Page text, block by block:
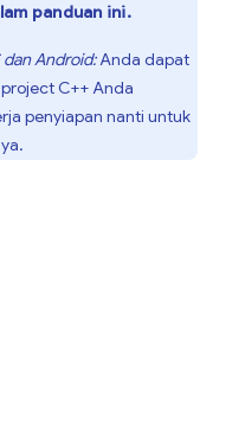
panduan ini.
Android:Anda dapat
C++ Anda
penyiapan nanti untuk